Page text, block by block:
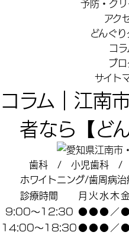
アク
どんぐ
コ
ブ
サイト
コラム｜江南
者なら【ど
歯科 / 小児歯科 /
ホワイトニング/歯周病
診療時間
月 火水木
9:00～12:30 ●●●／●
14:00～18:30●●●／●